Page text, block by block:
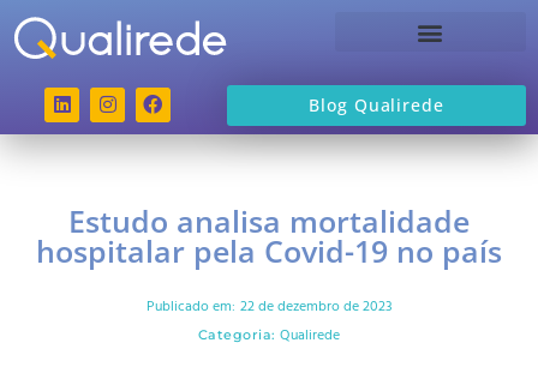
Blog Qualirede
Estudo analisa mortalidade
hospitalar pela Covid-19 no país
Publicado em: 22 de dezembro de 2023
Categoria:Qualirede